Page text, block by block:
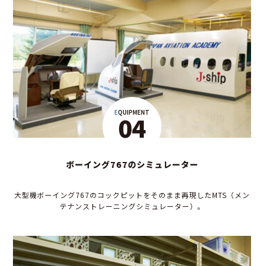
EQUIPMENT
04
ボーイング767のシミュレーター
大型機ボーイング767のコックピットをそのまま再現したMTS（メン
テナンストレーニングシミュレーター）。